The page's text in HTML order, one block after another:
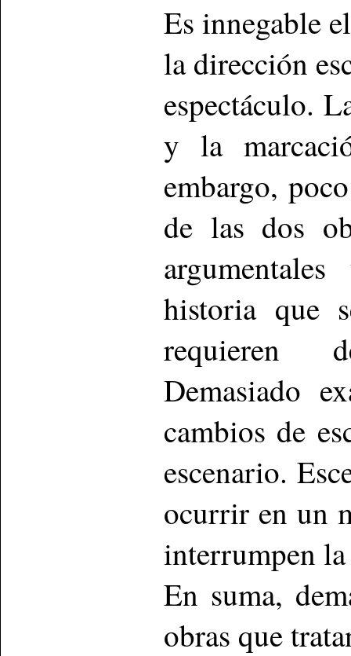
Es innegable
la dirección
espectáculo.
y la
embargo,
de las dos
historia que
requieren
Demasiado
cambios de
escenario.
ocurrir en un
interrumpen
En suma,
obras que